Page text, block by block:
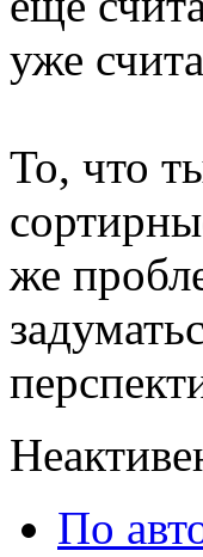
уже
То, что
же
По